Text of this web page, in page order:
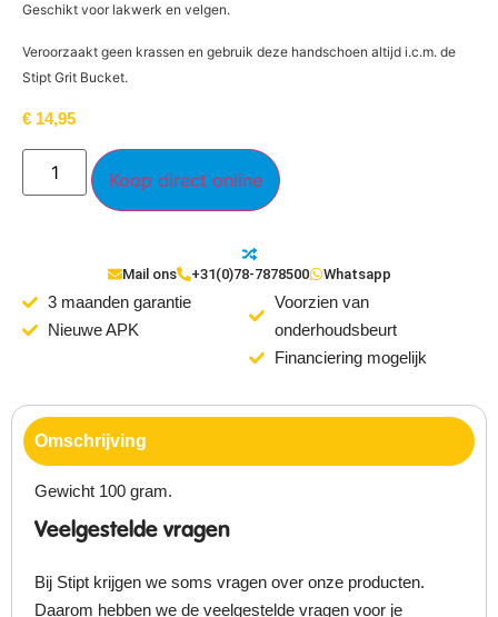
Geschikt voor lakwerk en velgen.
Veroorzaakt geen krassen en gebruik deze handschoen altijd i.c.m. de
Stipt Grit Bucket.
€ 14,95
Koop direct online
Mail ons +31(0)78-7878500 Whatsapp
3 maanden garantie
Nieuwe APK
Voorzien van
onderhoudsbeurt
Financiering mogelijk
Omschrijving
Gewicht 100 gram.
Veelgestelde vragen
Bij Stipt krijgen we soms vragen over onze producten.
Daarom hebben we de veelgestelde vragen voor je